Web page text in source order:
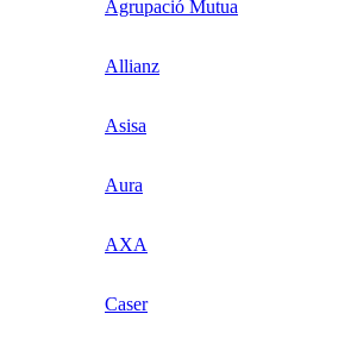
Agrupació Mutua
Allianz
Asisa
Aura
AXA
Caser